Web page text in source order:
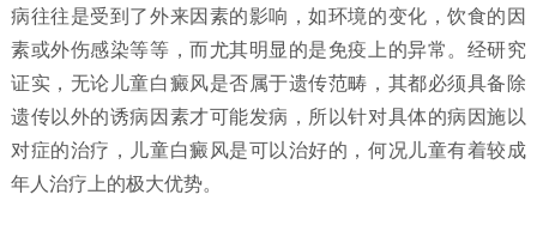
病往往是受到了外来因素的影响，如环境的变化，饮食的因
素或外伤感染等等，而尤其明显的是免疫上的异常。经研究
证实，无论儿童白癜风是否属于遗传范畴，其都必须具备除
遗传以外的诱病因素才可能发病，所以针对具体的病因施以
对症的治疗，儿童白癜风是可以治好的，何况儿童有着较成
年人治疗上的极大优势。